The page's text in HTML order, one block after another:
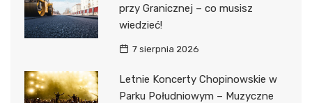
przy Granicznej – co musisz
wiedzieć!
7 sierpnia 2026
Letnie Koncerty Chopinowskie w
Parku Południowym – Muzyczne